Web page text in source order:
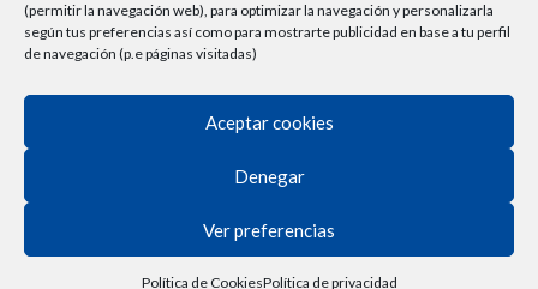
(permitir la navegación web), para optimizar la navegación y personalizarla
según tus preferencias así como para mostrarte publicidad en base a tu perfil
de navegación (p.e páginas visitadas)
Aceptar cookies
Denegar
Ver preferencias
Política de CookiesPolítica de privacidad
Términos y Condiciones
Derecho de Desisitimiento